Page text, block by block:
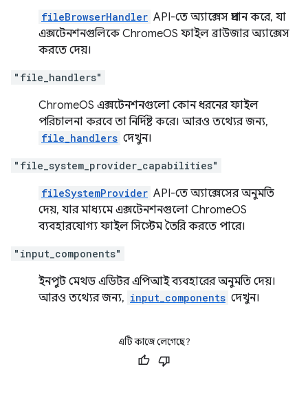
fileBrowserHandler API-তে অ্যাক্সেস প্রদান করে, যা
এক্সটেনশনগুলিকে ChromeOS ফাইল ব্রাউজার অ্যাক্সেস
করতে দেয়।
"file_handlers"
ChromeOS এক্সটেনশনগুলো কোন ধরনের ফাইল
পরিচালনা করবে তা নির্দিষ্ট করে। আরও তথ্যের জন্য,
file_handlers দেখুন।
"file_system_provider_capabilities"
fileSystemProvider API-তে অ্যাক্সেসের অনুমতি
দেয়, যার মাধ্যমে এক্সটেনশনগুলো ChromeOS
ব্যবহারযোগ্য ফাইল সিস্টেম তৈরি করতে পারে।
"input_components"
ইনপুট মেথড এডিটর এপিআই ব্যবহারের অনুমতি দেয়।
আরও তথ্যের জন্য, input_components দেখুন।
এটি কাজে লেগেছে?